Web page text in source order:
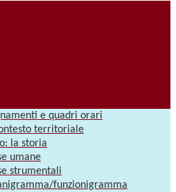
e quadri orari
territoriale
la storia
umane
strumentali
funzionigramma